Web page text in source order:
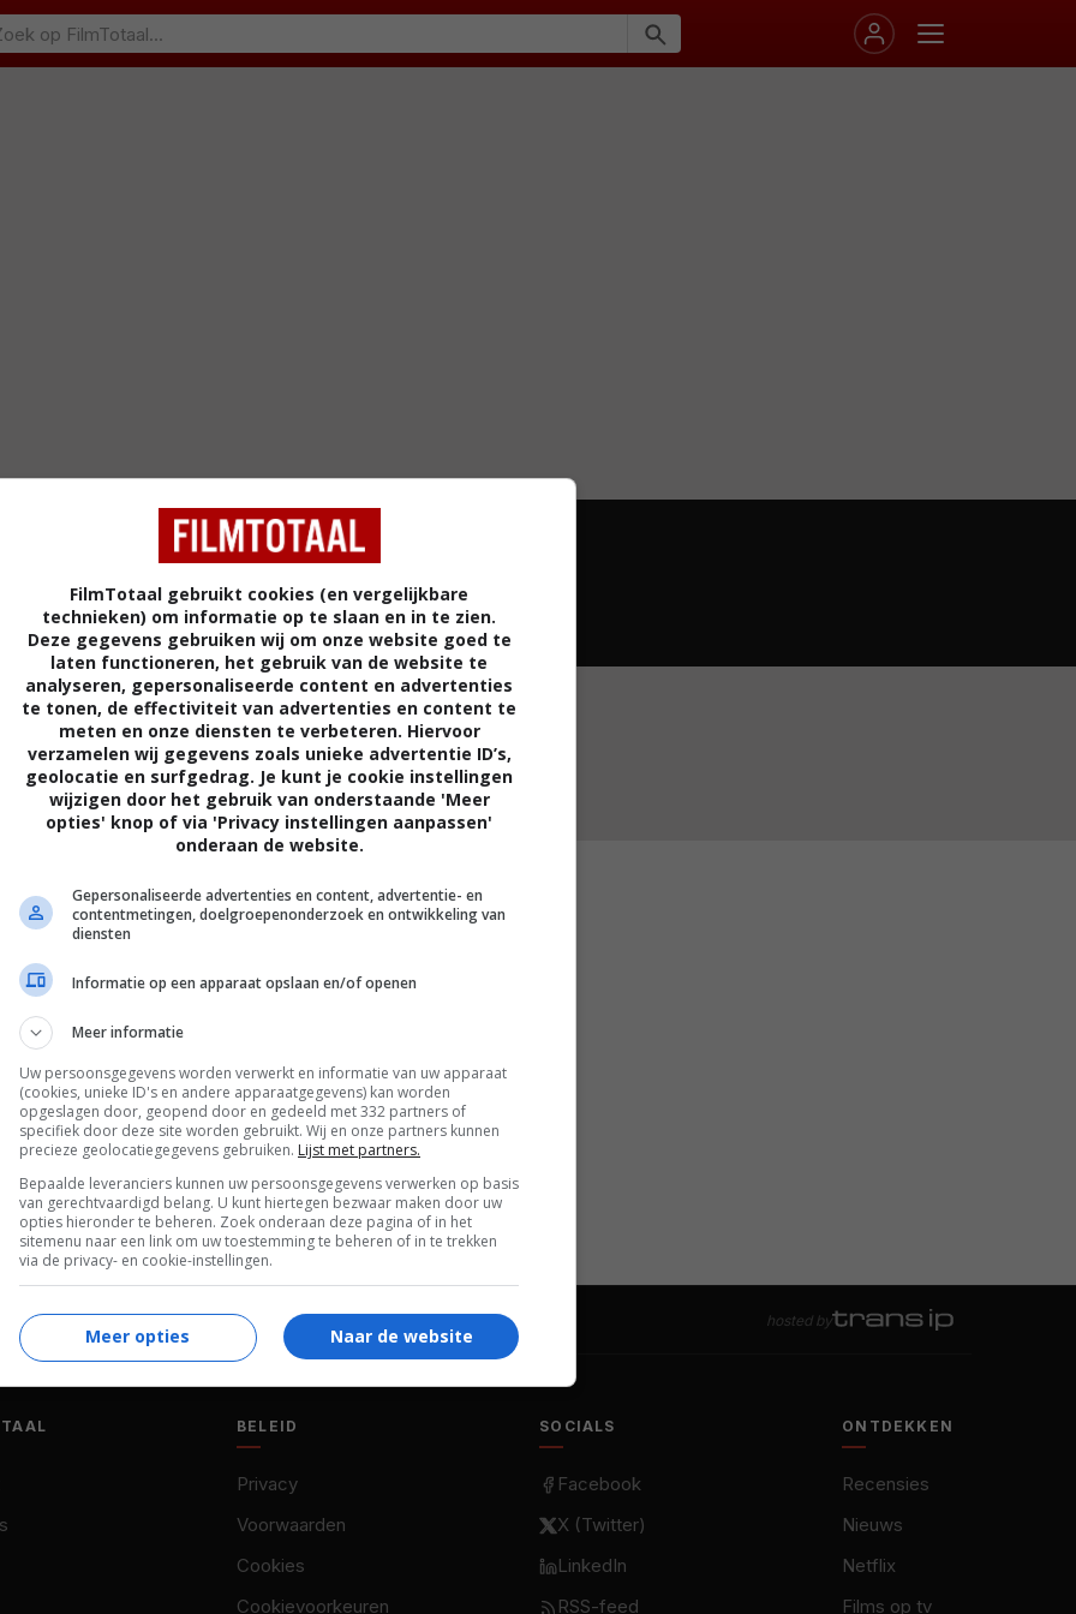
ITALIË
in een gezondheidscentrum voor de geestelijk
een praktische en rationele kijk op het leven en
tot haar jongste zus Nina.
Peter Del Monte.
Valeria Golino,Margherita Buy
Fantastichini,Maria Monti,Stefania Marsala ,
Stefano Abbati ,Varo Venturi.
hosted by
BELEID
Privacy
Voorwaarden
Cookies
Cookievoorkeuren
SOCIALS
Facebook
X (Twitter)
LinkedIn
RSS-feed
ONTDEKKEN
Recensies
Nieuws
Netflix
Films op tv
FilmTotaal gebruikt cookies (en vergelijkbare
technieken) om informatie op te slaan en in te zien.
Deze gegevens gebruiken wij om onze website goed te
laten functioneren, het gebruik van de website te
analyseren, gepersonaliseerde content en advertenties
te tonen, de effectiviteit van advertenties en content te
meten en onze diensten te verbeteren. Hiervoor
verzamelen wij gegevens zoals unieke advertentie ID’s,
geolocatie en surfgedrag. Je kunt je cookie instellingen
wijzigen door het gebruik van onderstaande 'Meer
opties' knop of via 'Privacy instellingen aanpassen'
onderaan de website.
Gepersonaliseerde advertenties en content, advertentie- en
contentmetingen, doelgroepenonderzoek en ontwikkeling van
diensten
Informatie op een apparaat opslaan en/of openen
Meer informatie
Uw persoonsgegevens worden verwerkt en informatie van uw apparaat
(cookies, unieke ID's en andere apparaatgegevens) kan worden
opgeslagen door, geopend door en gedeeld met 332 partners of
specifiek door deze site worden gebruikt. Wij en onze partners kunnen
precieze geolocatiegegevens gebruiken. Lijst met partners.
Bepaalde leveranciers kunnen uw persoonsgegevens verwerken op basis
van gerechtvaardigd belang. U kunt hiertegen bezwaar maken door uw
opties hieronder te beheren. Zoek onderaan deze pagina of in het
sitemenu naar een link om uw toestemming te beheren of in te trekken
via de privacy- en cookie-instellingen.
Naar de website
Meer opties